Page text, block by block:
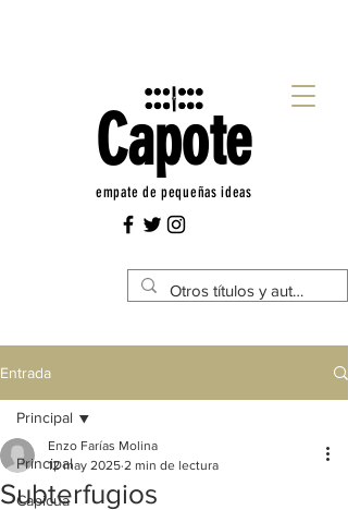
Capote
empate de pequeñas ideas
Entrada
Principal
Capicúa
Principal
Subterfugios
Enzo Farías Molina
12 may 2025 2 min de lectura